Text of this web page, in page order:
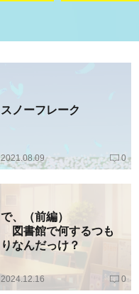
スノーフレーク
2021.08.09 0
で、（前編）
図書館で何するつも
りなんだっけ？
2024.12.16 0